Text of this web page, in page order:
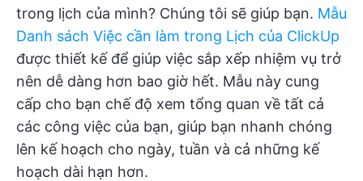
trong lịch của mình? Chúng tôi sẽ giúp bạn. Mẫu
Danh sách Việc cần làm trong Lịch của ClickUp
được thiết kế để giúp việc sắp xếp nhiệm vụ trở
nên dễ dàng hơn bao giờ hết. Mẫu này cung
cấp cho bạn chế độ xem tổng quan về tất cả
các công việc của bạn, giúp bạn nhanh chóng
lên kế hoạch cho ngày, tuần và cả những kế
hoạch dài hạn hơn.